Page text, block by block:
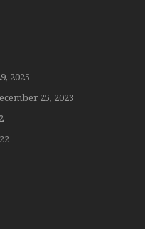
2025
25, 2023